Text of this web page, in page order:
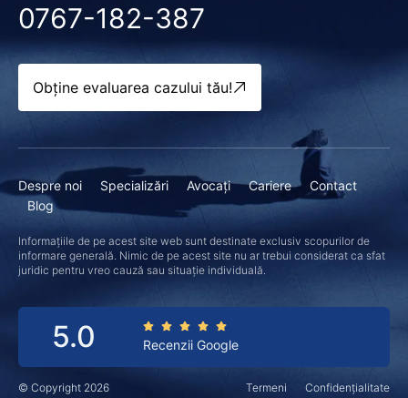
© Copyright 2026 Termeni Confidențialitate
0767-182-387
Obține evaluarea cazului tău!
Despre noi Specializări Avocați Cariere
Contact
Blog
Informațiile de pe acest site web sunt destinate exclusiv scopurilor de
informare generală. Nimic de pe acest site nu ar trebui considerat ca sfat
juridic pentru vreo cauză sau situație individuală.
5.0 Recenzii Google